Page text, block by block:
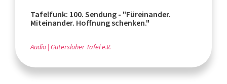
Tafelfunk: 100. Sendung - "Füreinander.
Miteinander. Hoffnung schenken."
Audio Gütersloher Tafel e.V.